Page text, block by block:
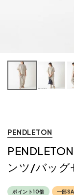
PENDLETON
ンツ/バッグ
ポイント10倍 一部